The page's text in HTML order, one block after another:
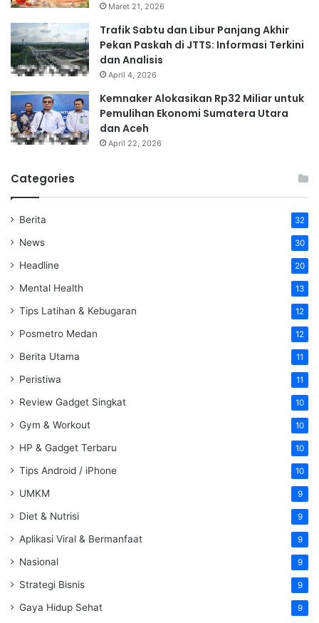
Maret 21, 2026
Trafik Sabtu dan Libur Panjang Akhir
Pekan Paskah di JTTS: Informasi Terkini
dan Analisis
April 4, 2026
Kemnaker Alokasikan Rp32 Miliar untuk
Pemulihan Ekonomi Sumatera Utara
dan Aceh
April 22, 2026
Categories
Berita 32
News 30
Headline 20
Mental Health 13
Tips Latihan & Kebugaran 12
Posmetro Medan 12
Berita Utama 11
Peristiwa 11
Review Gadget Singkat 10
Gym & Workout 10
HP & Gadget Terbaru 10
Tips Android / iPhone 10
UMKM 9
Diet & Nutrisi 9
Aplikasi Viral & Bermanfaat 9
Nasional 9
Strategi Bisnis 9
Gaya Hidup Sehat 9